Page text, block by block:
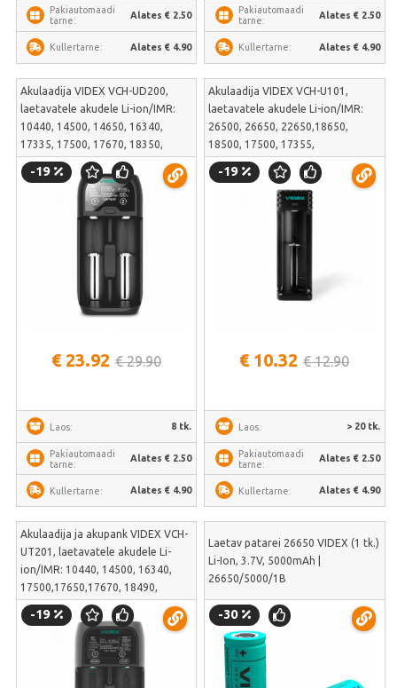
Pakiautomaadi
tarne:
Alates € 2.50
Kullertarne: Alates € 4.90
Pakiautomaadi
tarne:
Alates € 2.50
Kullertarne: Alates € 4.90
Akulaadija VIDEX VCH-UD200,
laetavatele akudele Li-ion/IMR:
10440, 14500, 14650, 16340,
17335, 17500, 17670, 18350,
18500, 18650,18700,20700,
21700, 22650, 22700, 26500,
26650; ja Ni-MH/Cd: АААА, ААА,
АА, А, SC, C | VCH-UD200
-19
€ 23.92 € 29.90
Laos: 8 tk.
Pakiautomaadi
tarne:
Alates € 2.50
Kullertarne: Alates € 4.90
Akulaadija VIDEX VCH-U101,
laetavatele akudele Li-ion/IMR:
26500, 26650, 22650,18650,
18500, 17500, 17355,
16340,14500,10440; ja Ni-MH/Cd:
AAAA, AAA, AA, A, SC, C | VCH-
-19
€ 10.32 € 12.90
Laos: > 20 tk.
Pakiautomaadi
tarne:
Alates € 2.50
Kullertarne: Alates € 4.90
Akulaadija ja akupank VIDEX VCH-
UT201, laetavatele akudele Li-
ion/IMR: 10440, 14500, 16340,
17500,17650,17670, 18490,
18500, 18650, 20700, 21700,
22650, 26500, 26650, 36250; ja Ni-
MH/Cd: АААА, ААА, АА, А, SC,C, D |
-19
Laetav patarei 26650 VIDEX (1 tk.)
Li-Ion, 3.7V, 5000mAh |
26650/5000/1B
-30